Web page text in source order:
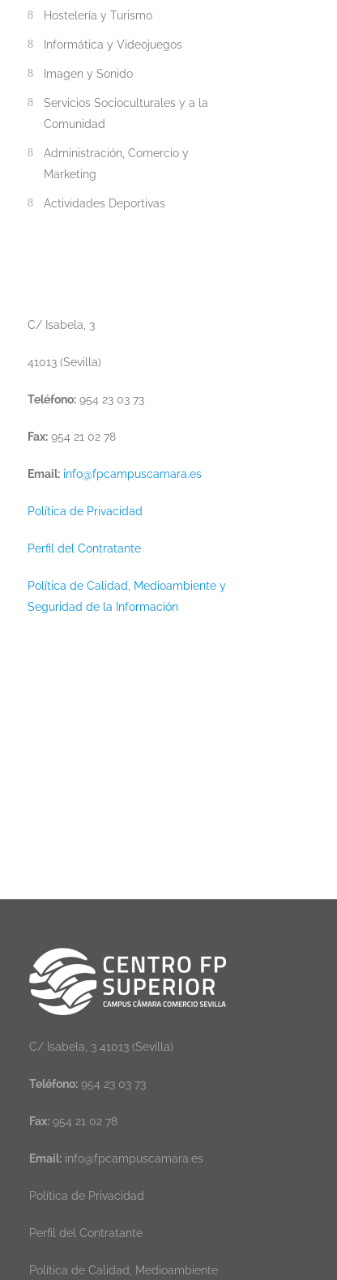
Hostelería y Turismo
Informática y Videojuegos
Imagen y Sonido
Servicios Socioculturales y a la
Comunidad
Administración, Comercio y
Marketing
Actividades Deportivas
C/ Isabela, 3
41013 (Sevilla)
Teléfono: 954 23 03 73
Fax: 954 21 02 78
Email: info@fpcampuscamara.es
Política de Privacidad
Perfil del Contratante
Política de Calidad, Medioambiente y
Seguridad de la Información
C/ Isabela, 3 41013 (Sevilla)
Teléfono:954 23 03 73
Fax:954 21 02 78
Email: info@fpcampuscamara.es
Política de Privacidad
Perfil del Contratante
Política de Calidad, Medioambiente